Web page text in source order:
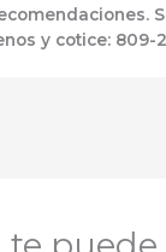
comendaciones.
y cotice: 809-